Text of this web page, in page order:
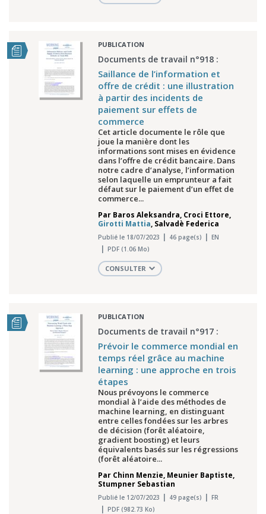
PUBLICATION
Documents de travail n°918 :
Saillance de l’information et
offre de crédit : une illustration
à partir des incidents de
paiement sur effets de
commerce
Cet article documente le rôle que
joue la manière dont les
informations sont mises en évidence
dans l’offre de crédit bancaire. Dans
notre cadre d’analyse, l’information
selon laquelle un emprunteur a fait
défaut sur le paiement d’un effet de
commerce...
Par Baros Aleksandra, Croci Ettore,
Girotti Mattia, Salvadè Federica
Publié le 18/07/2023 46 page(s)
EN
PDF (1.06 Mo)
CONSULTER
PUBLICATION
Documents de travail n°917 :
Prévoir le commerce mondial en
temps réel grâce au machine
learning : une approche en trois
étapes
Nous prévoyons le commerce
mondial à l’aide des méthodes de
machine learning, en distinguant
entre celles fondées sur les arbres
de décision (forêt aléatoire,
gradient boosting) et leurs
équivalents basés sur les régressions
(forêt aléatoire...
Par Chinn Menzie, Meunier Baptiste,
Stumpner Sebastian
Publié le 12/07/2023 49 page(s)
FR
PDF (982.73 Ko)